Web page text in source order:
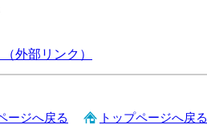
外部リンク）
ージへ戻る トップページへ戻る